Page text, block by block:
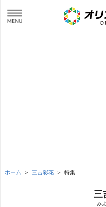
ホーム 三吉彩花 特集
三
み